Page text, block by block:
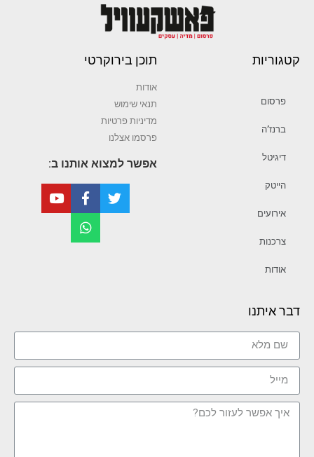
קטגוריות
פרסום
ברנז’ה
דיגיטל
הייטק
אירועים
צרכנות
אודות
תוכן בירוקרטי
אודות
תנאי שימוש
מדיניות פרטיות
פרסמו אצלנו
אפשר למצוא אותנו ב:
דבר איתנו